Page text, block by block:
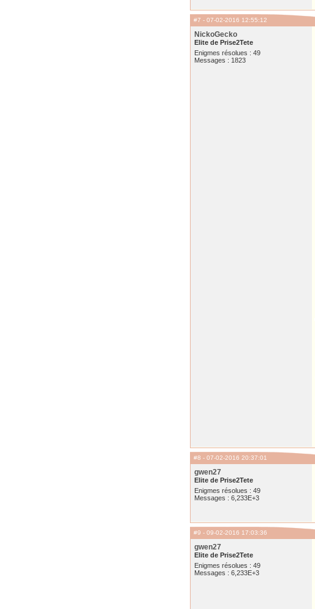
#7 - 07-02-2016 12:55:12
NickoGecko
Elite de Prise2Tete
Enigmes résolues : 49
Messages : 1823
#8 - 07-02-2016 20:37:01
gwen27
Elite de Prise2Tete
Enigmes résolues : 49
Messages : 6,233E+3
#9 - 09-02-2016 17:03:36
gwen27
Elite de Prise2Tete
Enigmes résolues : 49
Messages : 6,233E+3